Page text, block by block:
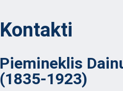
Kontakti
Piemineklis
(1835-1923)